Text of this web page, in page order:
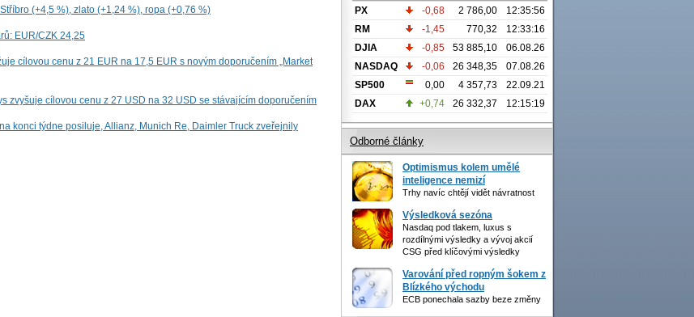
(+4,5 %), zlato (+1,24 %), ropa (+0,76 %)
EUR/CZK 24,25
cílovou cenu z 21 EUR na 17,5 EUR s novým doporučením „Market
zvyšuje cílovou cenu z 27 USD na 32 USD se stávajícím doporučením
konci týdne posiluje, Allianz, Munich Re, Daimler Truck zveřejnily
PX -0,68 2 786,00
12:35:56
RM
-1,45 770,32
12:33:16
DJIA
-0,85 53 885,10
06.08.26
NASDAQ
-0,06 26 348,35
07.08.26
SP500
0,00 4 357,73
22.09.21
DAX
+0,74 26 332,37 12:15:19
Odborné články
Optimismus kolem umělé
inteligence nemizí
Trhy navíc chtějí vidět návratnost
Výsledková sezóna
Nasdaq pod tlakem, luxus s
rozdílnými výsledky a vývoj akcií
CSG před klíčovými výsledky
Varování před ropným šokem z
Blízkého východu
ECB ponechala sazby beze změny